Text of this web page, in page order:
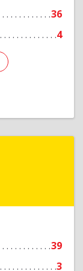
36
4
39
3
р-н,
Подробнее